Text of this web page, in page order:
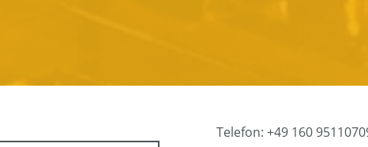
Telefon: +49 160